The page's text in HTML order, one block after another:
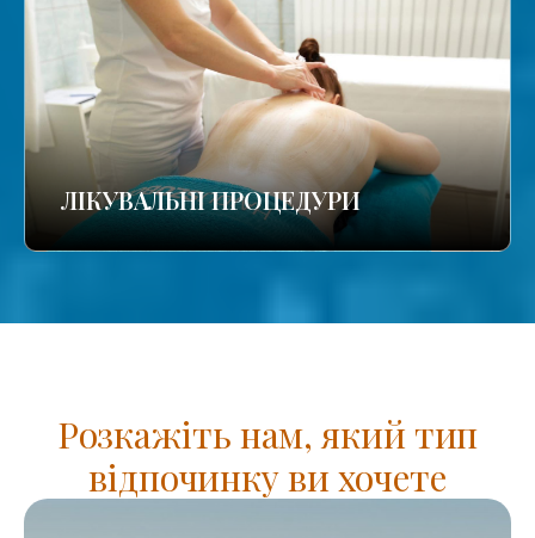
ЛІКУВАЛЬНІ ПРОЦЕДУРИ
Розкажіть нам, який тип
відпочинку ви хочете